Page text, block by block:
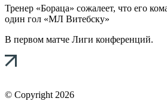
Тренер «Бораца» сожалеет, что его
один гол «МЛ Витебску»
В первом матче Лиги конференций.
© Copyright 2026